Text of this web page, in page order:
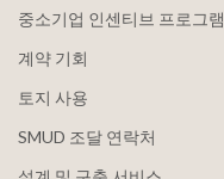
중소기업 인센티브 프로그램
계약 기회
토지 사용
SMUD 조달 연락처